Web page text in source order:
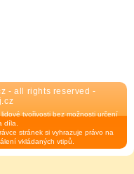
- all rights reserved -
tvořivosti bez možnosti určení
díla.
stránek si vyhrazuje právo na
vkládaných vtipů.